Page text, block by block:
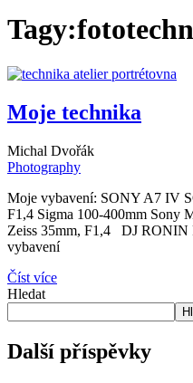
Tagy:
Moje technika
Michal Dvořák
Photography
Moje vybavení: SONY A7 IV
F1,4 Sigma 100-400mm Sony
Zeiss 35mm, F1,4 DJ
vybavení
Číst více
Hledat
Další příspěvky